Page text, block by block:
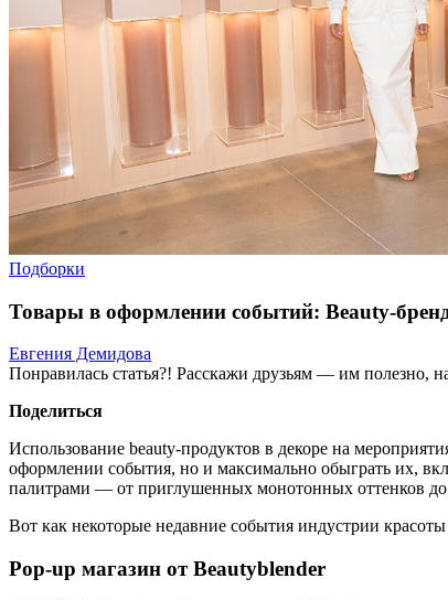
Подборки
Товары в оформлении событий: Beauty-
Евгения Демидова
Понравилась статья?! Расскажи друзьям — им полезно,
Поделиться
Использование beauty-продуктов в декоре на
оформлении события, но и максимально обыграть их,
палитрами — от приглушенных монотонных оттенков до
Вот как некоторые недавние события индустрии
Pop-up магазин от Beautyblender